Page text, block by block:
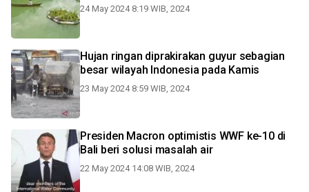
24 May 2024 8:19 WIB, 2024
Hujan ringan diprakirakan guyur sebagian
besar wilayah Indonesia pada Kamis
23 May 2024 8:59 WIB, 2024
Presiden Macron optimistis WWF ke-10 di
Bali beri solusi masalah air
22 May 2024 14:08 WIB, 2024